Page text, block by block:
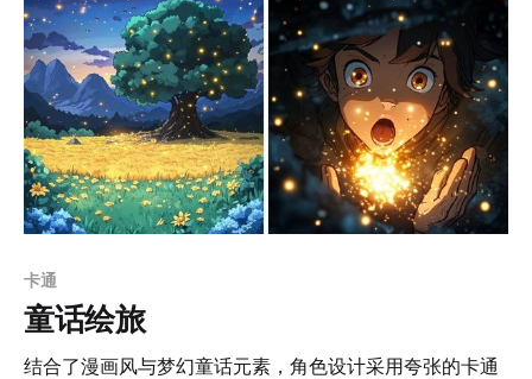
卡通
童话绘旅
结合了漫画风与梦幻童话元素，角色设计采用夸张的卡通